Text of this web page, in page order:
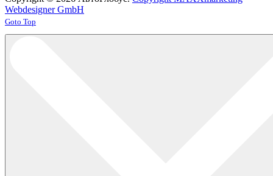
Webdesigner GmbH
Joomla! 3 Templates
Goto Top